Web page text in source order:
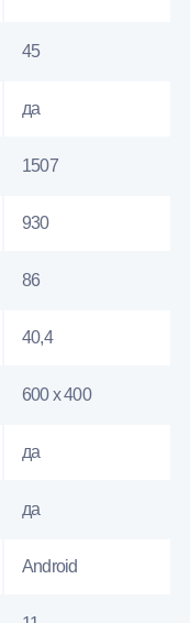
45
да
1507
930
86
40,4
600 x 400
да
да
Android